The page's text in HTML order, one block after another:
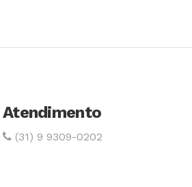
Atendimento
(31) 9 9309-0202